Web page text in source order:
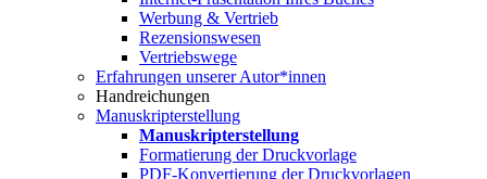
Werbung & Vertrieb
Rezensionswesen
Vertriebswege
Erfahrungen unserer Autor*innen
Handreichungen
Manuskripterstellung
Manuskripterstellung
Formatierung der Druckvorlage
PDF-Konvertierung der Druckvorlagen